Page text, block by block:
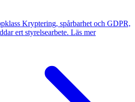
Kryptering, spårbarhet och GDPR,
ert styrelsearbete. Läs mer